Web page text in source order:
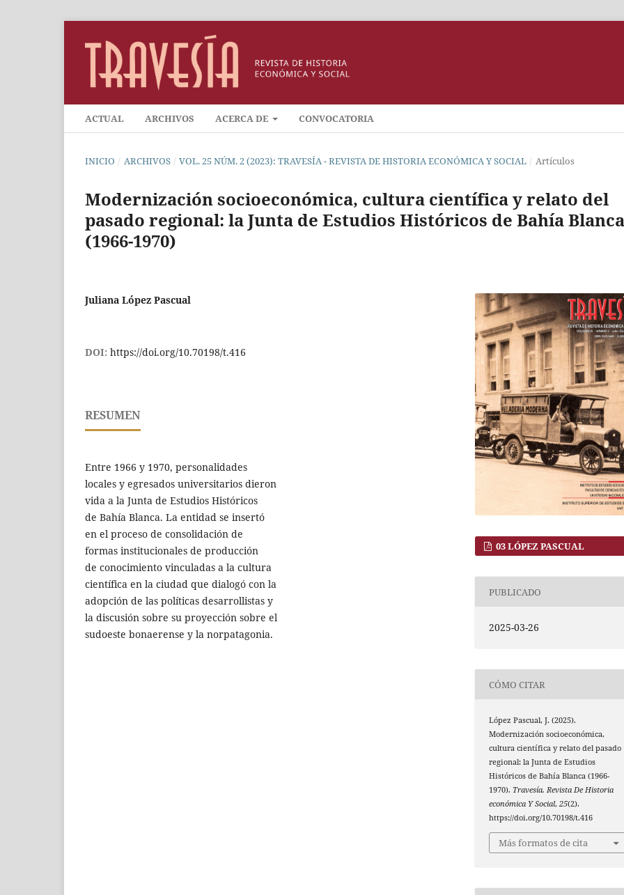
ACTUAL ARCHIVOS ACERCA DE CONVOCATORIA
INICIO / ARCHIVOS / VOL. 25 NÚM. 2 (2023): TRAVESÍA - REVISTA DE HISTORIA ECONÓMICA Y SOCIAL / Artículos
Modernización socioeconómica, cultura científica y relato del
pasado regional: la Junta de Estudios Históricos de Bahía Blanca
(1966-1970)
Juliana López Pascual
DOI: https://doi.org/10.70198/t.416
RESUMEN
Entre 1966 y 1970, personalidades
locales y egresados universitarios dieron
vida a la Junta de Estudios Históricos
de Bahía Blanca. La entidad se insertó
en el proceso de consolidación de
formas institucionales de producción
de conocimiento vinculadas a la cultura
científica en la ciudad que dialogó con la
adopción de las políticas desarrollistas y
la discusión sobre su proyección sobre el
sudoeste bonaerense y la norpatagonia.
03 LÓPEZ PASCUAL
PUBLICADO
2025-03-26
CÓMO CITAR
López Pascual, J. (2025).
Modernización socioeconómica,
cultura científica y relato del pasado
regional: la Junta de Estudios
Históricos de Bahía Blanca (1966-
1970). Travesía. Revista De Historia
económica Y Social,25(2).
https://doi.org/10.70198/t.416
Más formatos de cita